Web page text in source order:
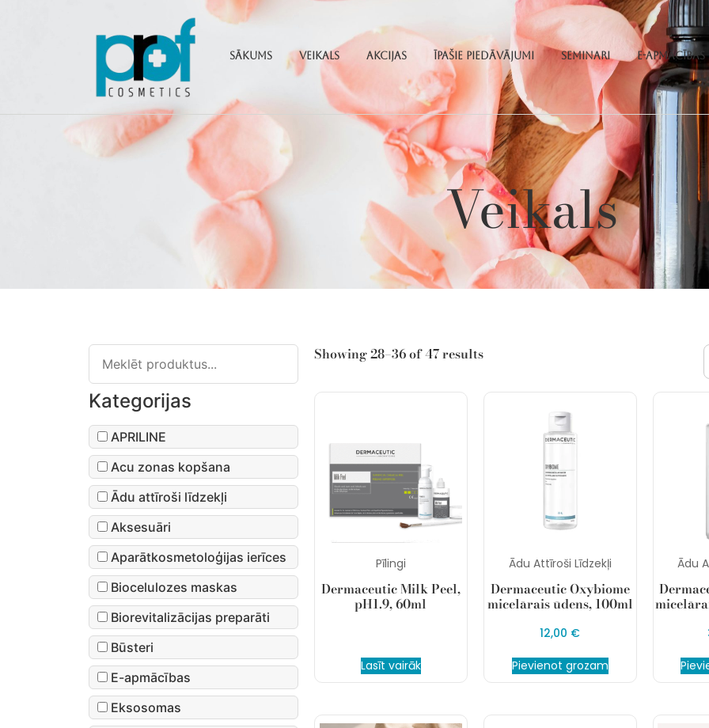
Sākums Veikals Akcijas Īpašie piedāvājumi Seminari E-apmācības
Veikals
Kategorijas
APRILINE
Acu zonas kopšana
Ādu attīroši līdzekļi
Aksesuāri
Aparātkosmetoloģijas ierīces
Biocelulozes maskas
Biorevitalizācijas preparāti
Būsteri
E-apmācības
Eksosomas
Showing 28–36 of 47 results
Pīlingi
Dermaceutic Milk Peel,
pH1.9, 60ml
Lasīt vairāk
Ādu Attīroši Līdzekļi
Dermaceutic Oxybiome
micelārais ūdens, 100ml
12,00 €
Pievienot grozam
Ādu